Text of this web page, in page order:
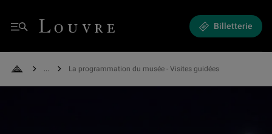
Menu
Louvre - Retour à l'accueil Billetterie
Retour à l'accueil
See all breadcrumbs
La programmation du musée - Visites guidées